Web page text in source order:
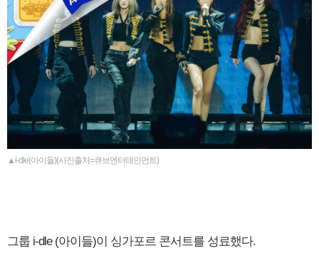
▲i-dle(아이들)(사진출처=큐브엔터테인먼트)
그룹 i-dle (아이들)이 싱가포르 콘서트를 성료했다.